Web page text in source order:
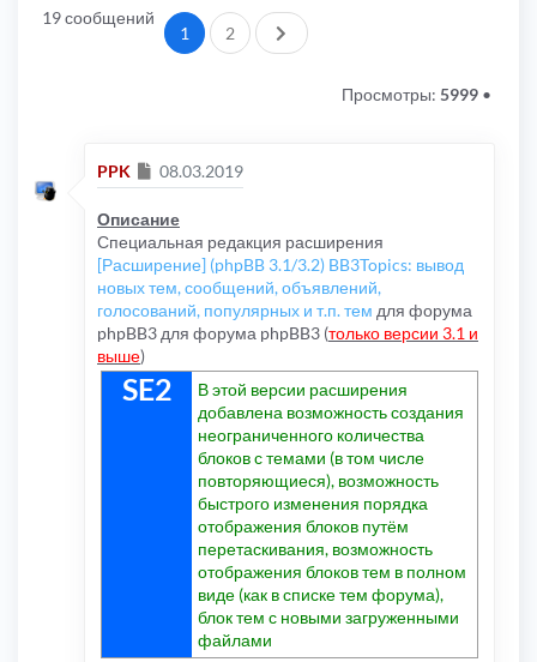
19 сообщений
1 2 След.
Просмотры: 5999 •
PPK Сообщение
08.03.2019
Описание
Специальная редакция расширения
[Расширение] (phpBB 3.1/3.2) BB3Topics: вывод
новых тем, сообщений, объявлений,
голосований, популярных и т.п. тем для форума
phpBB3 для форума phpBB3 (только версии 3.1 и
выше)
SE2
В этой версии расширения
добавлена возможность создания
неограниченного количества
блоков с темами (в том числе
повторяющиеся), возможность
быстрого изменения порядка
отображения блоков путём
перетаскивания, возможность
отображения блоков тем в полном
виде (как в списке тем форума),
блок тем с новыми загруженными
файлами